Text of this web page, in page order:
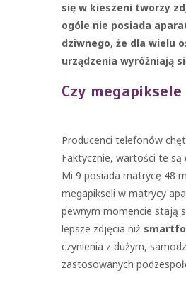
się w kieszeni tworzy
ogóle nie posiada
dziwnego, że dla wielu
urządzenia wyróżniają
Czy
Producenci telefonów
Faktycznie, wartości te
Mi 9 posiada matrycę 48
megapikseli w matrycy
pewnym momencie stają
lepsze zdjęcia niż
czynienia z dużym,
zastosowanych